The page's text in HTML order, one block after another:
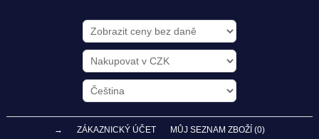
→ ZÁKAZNICKÝ ÚČET MŮJ SEZNAM ZBOŽÍ (0)